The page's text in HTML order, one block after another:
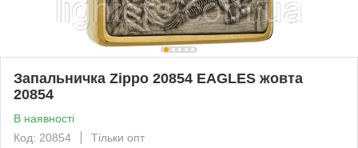
Запальничка Zippo 20854 EAGLES жовта
20854
В наявності
Код: 20854
Тільки опт